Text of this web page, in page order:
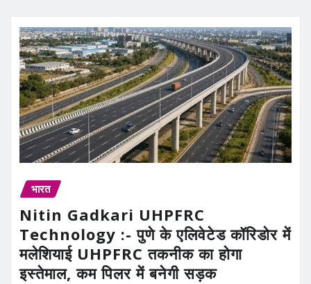
भारत
Nitin Gadkari UHPFRC
Technology :- पुणे के एलिवेटेड कॉरिडोर में
मलेशियाई UHPFRC तकनीक का होगा
इस्तेमाल, कम पिलर में बनेगी सड़क